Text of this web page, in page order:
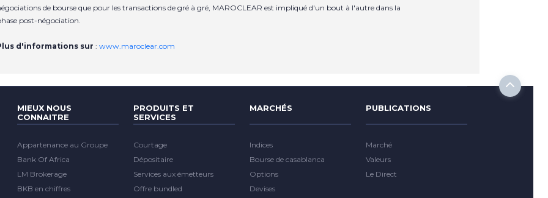
de bourse que pour les transactions de gré à gré, MAROCLEAR est impliqué d'un bout à l'autre dans la
post-négociation.
d'informations sur : www.maroclear.com
MIEUX NOUS
CONNAITRE
Appartenance au Groupe
Bank Of Africa
LM Brokerage
BKB en chiffres
PRODUITS ET
SERVICES
Courtage
Dépositaire
Services aux émetteurs
Offre bundled
MARCHÉS
Indices
Bourse de casablanca
Options
Devises
PUBLICATIONS
Marché
Valeurs
Le Direct